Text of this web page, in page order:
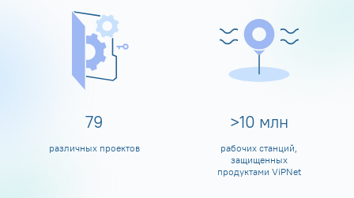
80
различных проектов
>10 млн
рабочих станций,
защищенных
продуктами ViPNet